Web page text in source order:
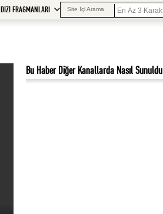
Site İçi Arama
DİZİ FRAGMANLARI
Bu Haber Diğer Kanallarda Nasıl Sunuldu